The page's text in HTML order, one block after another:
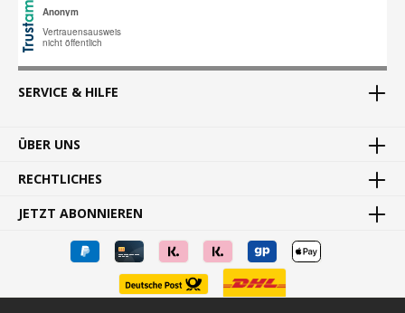
SERVICE & HILFE
ÜBER UNS
RECHTLICHES
JETZT ABONNIEREN